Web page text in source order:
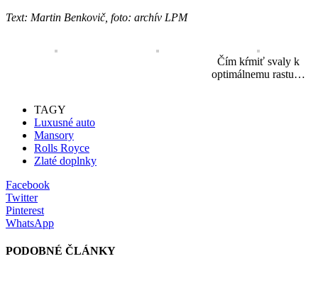
Text: Martin Benkovič, foto: archív LPM
Čím kŕmiť svaly k
optimálnemu rastu…
TAGY
Luxusné auto
Mansory
Rolls Royce
Zlaté doplnky
Facebook
Twitter
Pinterest
WhatsApp
PODOBNÉ ČLÁNKY